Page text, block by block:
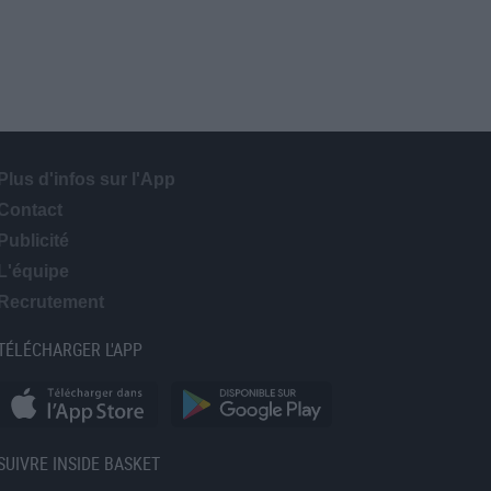
Plus d'infos sur l'App
Publicité
L'équipe
Recrutement
L'APP
INSIDE BASKET